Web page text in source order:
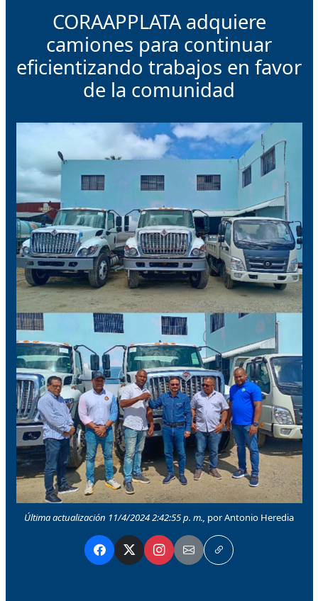
CORAAPPLATA adquiere
camiones para continuar
eficientizando trabajos en favor
de la comunidad
Última actualización 11/4/2024 2:42:55 p. m., por Antonio Heredia